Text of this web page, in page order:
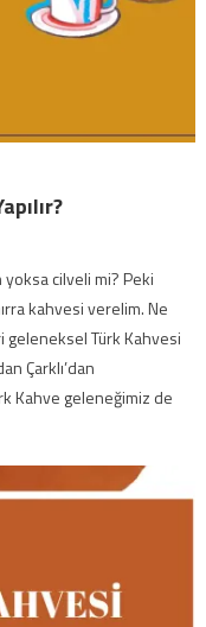
yoksa cilveli mi? Peki
kahvesi verelim. Ne
geleneksel Türk Kahvesi
Çarklı’dan
Kahve geleneğimiz de